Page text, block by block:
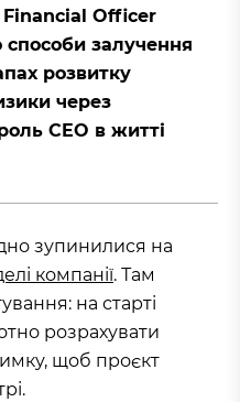
Financial Officer
залучення
розвитку
через
CEO в житті
зупинилися на
компанії. Там
на старті
розрахувати
щоб проєкт